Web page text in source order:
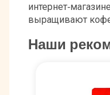
интернет-
выращивают
Наши